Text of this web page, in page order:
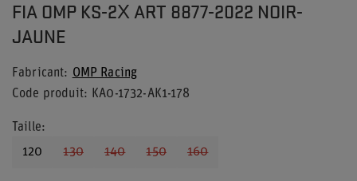
FIA OMP KS-2X ART 8877-2022 NOIR-
JAUNE
Fabricant
OMP Racing
Code produit
KA0-1732-AK1-178
Taille
120
130 140 150 160